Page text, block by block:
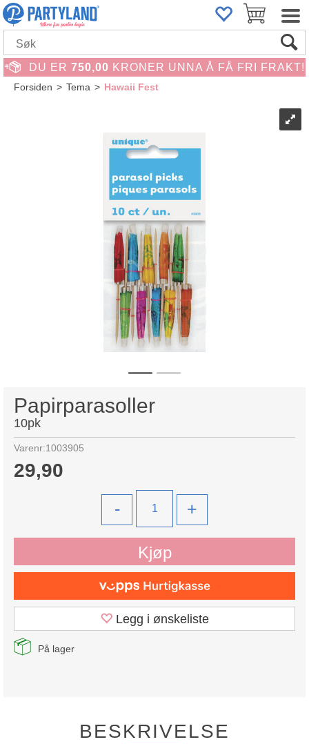
DU ER 750,00 KRONER UNNA Å FÅ FRI FRAKT!
Forsiden>Tema>Hawaii Fest
Papirparasoller
10pk
Varenr:1003905
29,90
- +
Kjøp
Legg i ønskeliste
På lager
BESKRIVELSE